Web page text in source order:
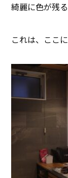
綺麗に色が残
これは、ここ